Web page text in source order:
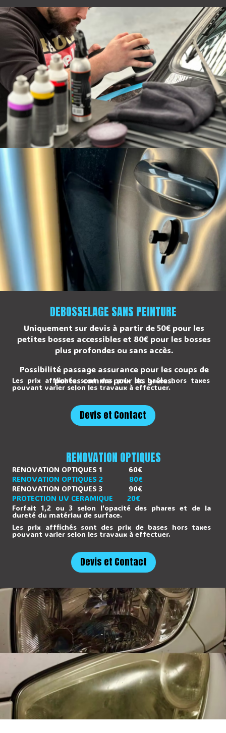
DEBOSSELAGE SANS PEINTURE
Uniquement sur devis à partir de 50€ pour les
petites bosses accessibles et 80€ pour les bosses
plus profondes ou sans accès.
Possibilité passage assurance pour les coups de
portes comme pour les grêles.
Les prix afffichés sont des prix de bases hors taxes
pouvant varier selon les travaux à effectuer.
Devis et Contact
RENOVATION OPTIQUES
RENOVATION OPTIQUES 1 60€
RENOVATION OPTIQUES 2 80€
RENOVATION OPTIQUES 3 90€
PROTECTION UV CERAMIQUE 20€
Forfait 1,2 ou 3 selon l'opacité des phares et de la
dureté du matériau de surface.
Les prix afffichés sont des prix de bases hors taxes
pouvant varier selon les travaux à effectuer.
Devis et Contact